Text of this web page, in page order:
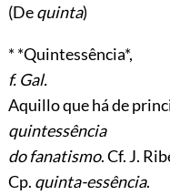
(Dequinta)
* *Quintessência*,
f. Gal.
Aquillo que há de
quintessência
do fanatismo. Cf. J.
Cp. quinta-essência.